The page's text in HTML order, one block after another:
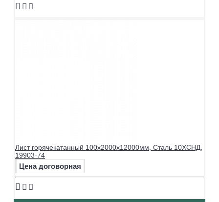
Лист горячекатанный 100х2000х12000мм, Сталь 10ХСНД,
19903-74
Цена договорная